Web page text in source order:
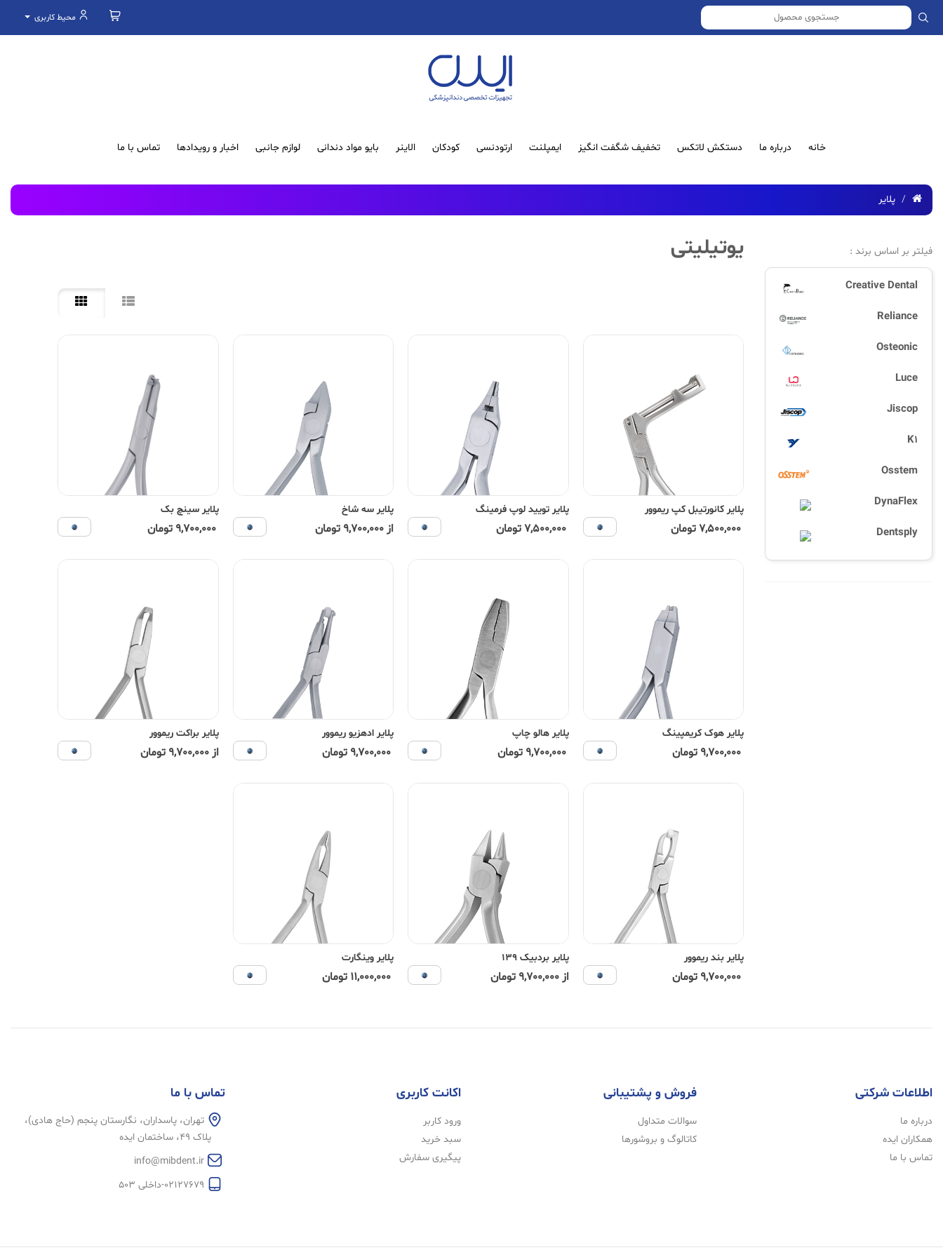
محیط کاربری
خانه درباره ما دستکش لاتکس تخفیف شگفت انگیز ایمپلنت ارتودنسی کودکان الاینر بایو مواد دندانی لوازم جانبی اخبار و رویدادها تماس با ما
پلایر
فیلتر بر اساس برند :
Creative Dental
Reliance
Osteonic
Luce
Jiscop
K1
Osstem
DynaFlex
Dentsply
یوتیلیتی
پلایر کانورتیبل کپ ریموور پلایر تویید لوپ فرمینگ
7,500,000 تومان
پلایر سه شاخ
از 9,700,000 تومان
پلایر سینچ بک
9,700,000 تومان
پلایر هوک کریمپینگ پلایر هالو چاپ
9,700,000 تومان
پلایر ادهزیو ریموور پلایر براکت ریموور
از 9,700,000 تومان
پلایر بند ریموور پلایر بردبیک 139
از 9,700,000 تومان
پلایر وینگارت
اطلاعات شرکتی
درباره ما
همکاران ایده
تماس با ما
فروش و پشتیبانی
سوالات متداول
کاتالوگ و بروشورها
اکانت کاربری
ورود کاربر
سبد خرید
پیگیری سفارش
تماس با ما
تهران، پاسداران، نگارستان پنجم (حاج هادی)،
پلاک 49، ساختمان ایده
info@mibdent.ir
02127679-داخلی 503